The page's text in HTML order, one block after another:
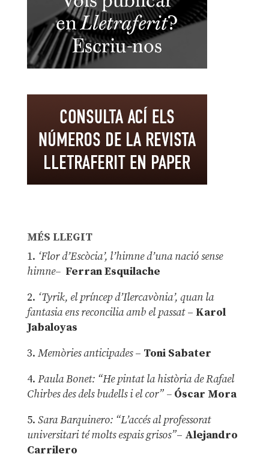
MÉS LLEGIT
1. ‘Flor d’Escòcia’, l’himne d’una nació sense
himne– Ferran Esquilache
2. ‘Tyrik, el príncep d’Ilercavònia’, quan la
fantasia ens reconcilia amb el passat– Karol
Jabaloyas
3. Memòries anticipades– Toni Sabater
4. Paula Bonet: “He pintat la història de Rafael
Chirbes des dels budells i el cor” –Óscar Mora
5. Sara Barquinero: “L’accés al professorat
universitari té molts espais grisos”– Alejandro
Carrilero